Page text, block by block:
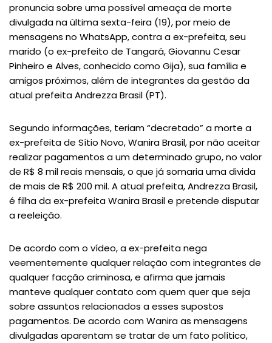
pronuncia sobre uma possível ameaça de morte
divulgada na última sexta-feira (19), por meio de
mensagens no WhatsApp, contra a ex-prefeita, seu
marido (o ex-prefeito de Tangará, Giovannu Cesar
Pinheiro e Alves, conhecido como Gija), sua família e
amigos próximos, além de integrantes da gestão da
atual prefeita Andrezza Brasil (PT).
Segundo informações, teriam “decretado” a morte a
ex-prefeita de Sítio Novo, Wanira Brasil, por não aceitar
realizar pagamentos a um determinado grupo, no valor
de R$ 8 mil reais mensais, o que já somaria uma divida
de mais de R$ 200 mil. A atual prefeita, Andrezza Brasil,
é filha da ex-prefeita Wanira Brasil e pretende disputar
a reeleição.
De acordo com o vídeo, a ex-prefeita nega
veementemente qualquer relação com integrantes de
qualquer facção criminosa, e afirma que jamais
manteve qualquer contato com quem quer que seja
sobre assuntos relacionados a esses supostos
pagamentos. De acordo com Wanira as mensagens
divulgadas aparentam se tratar de um fato político,